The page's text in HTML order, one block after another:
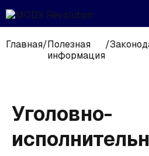
Главная/Полезная
информация
/
Уголовно-